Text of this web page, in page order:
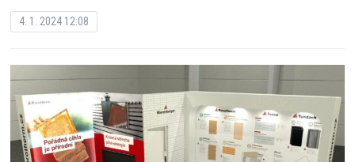
4. 1. 2024 12:08